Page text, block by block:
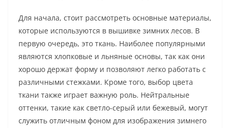
Для начала, стоит рассмотреть основные материалы,
которые используются в вышивке зимних лесов. В
первую очередь, это ткань. Наиболее популярными
являются хлопковые и льняные основы, так как они
хорошо держат форму и позволяют легко работать с
различными стежками. Кроме того, выбор цвета
ткани также играет важную роль. Нейтральные
оттенки, такие как светло-серый или бежевый, могут
служить отличным фоном для изображения зимнего